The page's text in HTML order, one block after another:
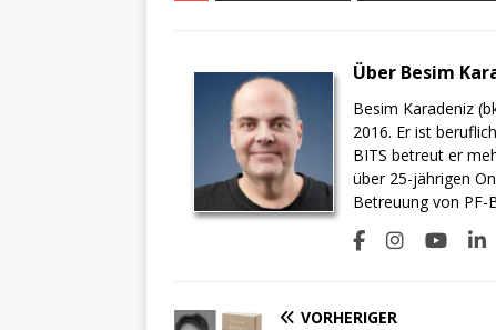
Über Besim
Besim Karadeniz
2016. Er ist
BITS betreut er
über 25-jährigen
Betreuung von PF-
VORHERIGER